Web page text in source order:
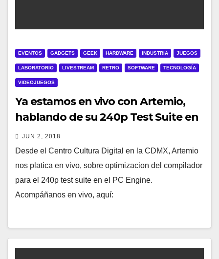
EVENTOS GADGETS GEEK HARDWARE INDUSTRIA JUEGOS
LABORATORIO LIVESTREAM RETRO SOFTWARE TECNOLOGÍA
VIDEOJUEGOS
Ya estamos en vivo con Artemio,
hablando de su 240p Test Suite en
PC Engine
JUN 2, 2018
Desde el Centro Cultura Digital en la CDMX, Artemio
nos platica en vivo, sobre optimizacion del compilador
para el 240p test suite en el PC Engine.
Acompáñanos en vivo, aquí: